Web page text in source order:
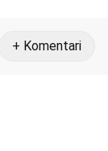
+ Komentari